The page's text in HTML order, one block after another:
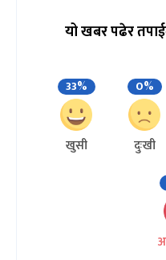
यो खबर पढेर
33%
खुसी
0%
दुःखी